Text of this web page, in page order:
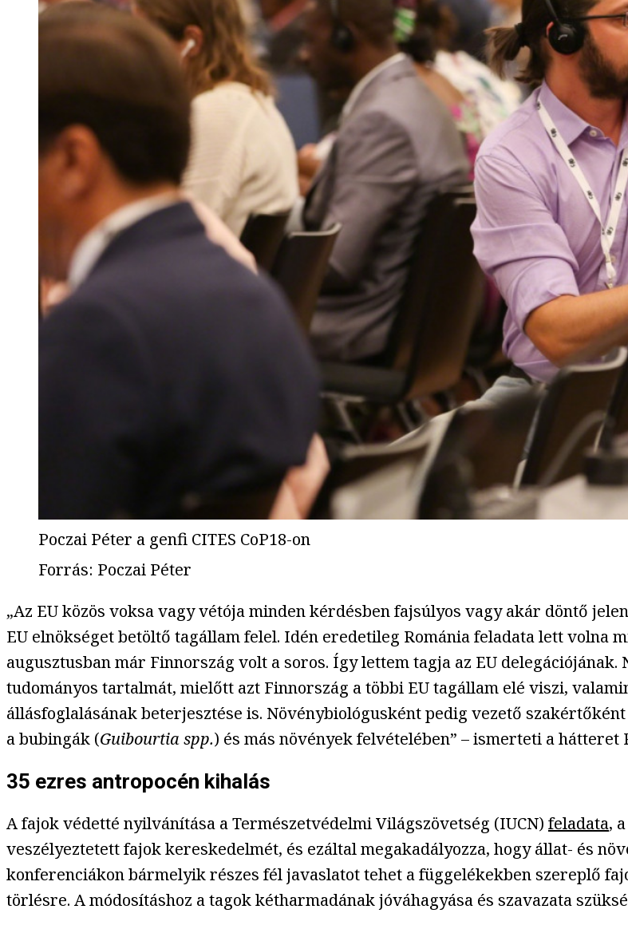
Poczai Péter a genfi CITES CoP18-on
Forrás: Poczai Péter
„Az EU közös voksa vagy vétója minden kérdésben fajsúlyos vagy akár döntő
EU elnökséget betöltő tagállam felel. Idén eredetileg Románia feladata lett volna
augusztusban már Finnország volt a soros. Így lettem tagja az EU
tudományos tartalmát, mielőtt azt Finnország a többi EU tagállam elé viszi,
állásfoglalásának beterjesztése is. Növénybiológusként pedig vezető
a bubingák (Guibourtiaspp.) és más növények felvételében” – ismerteti a hátteret
35 ezres antropocén kihalás
A fajok védetté nyilvánítása a Természetvédelmi Világszövetség (IUCN) feladata,
veszélyeztetett fajok kereskedelmét, és ezáltal megakadályozza, hogy állat- és
konferenciákon bármelyik részes fél javaslatot tehet a függelékekben szereplő
törlésre. A módosításhoz a tagok kétharmadának jóváhagyása és szavazata